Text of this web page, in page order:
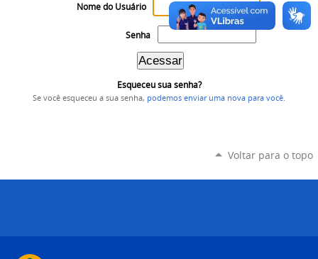
Nome do Usuário
Senha
Esqueceu sua senha?
Se você esqueceu a sua senha, podemos enviar uma nova para você
Voltar para o topo